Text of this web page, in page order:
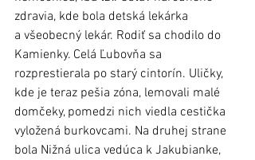
zdravia, kde bola detská lekárka
a všeobecný lekár. Rodiť sa chodilo do
Kamienky. Celá Ľubovňa sa
rozprestierala po starý cintorín. Uličky,
kde je teraz pešia zóna, lemovali malé
domčeky, pomedzi nich viedla cestička
vyložená burkovcami. Na druhej strane
bola Nižná ulica vedúca k Jakubianke,